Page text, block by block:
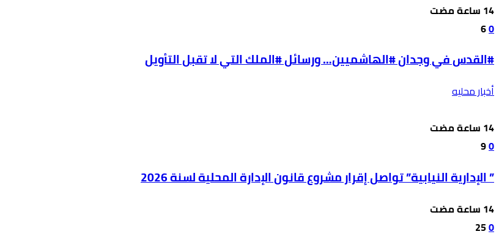
0
6
#القدس في وجدان #الهاشميين… ورسائل #الملك التي لا تقبل التأويل
أخبار محليه
0
9
” الإدارية النيابية” تواصل إقرار مشروع قانون الإدارة المحلية لسنة 2026
0
25